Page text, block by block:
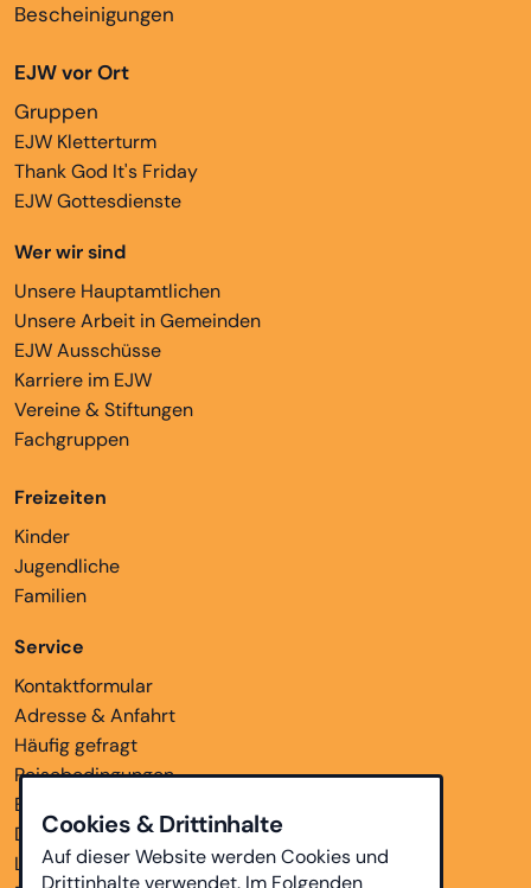
Bescheinigungen
EJW vor Ort
Gruppen
EJW Kletterturm
Thank God It's Friday
EJW Gottesdienste
Wer wir sind
Unsere Hauptamtlichen
Unsere Arbeit in Gemeinden
EJW Ausschüsse
Karriere im EJW
Vereine & Stiftungen
Fachgruppen
Freizeiten
Kinder
Jugendliche
Familien
Service
Kontaktformular
Adresse & Anfahrt
Häufig gefragt
Reisebedingungen
Bankverbindungen
Downloads
Links
Cookies & Drittinhalte
Auf dieser Website werden Cookies und
Drittinhalte verwendet. Im Folgenden